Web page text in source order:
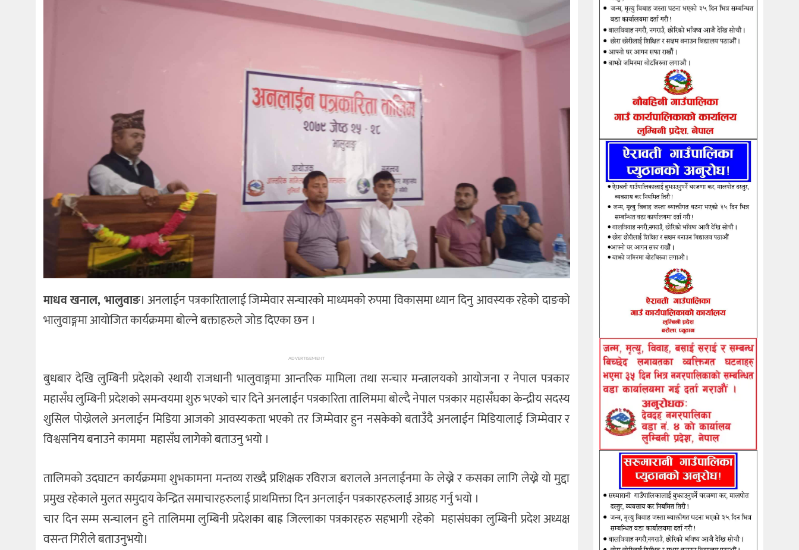
माधव खनाल, भालुवाङ। अनलाईन पत्रकारितालाई जिम्मेवार सन्चारकाे माध्यमकाे रुपमा विकासमा ध्यान दिनु आवस्यक रहेकाे दाङको
भालुवाङ्गमा आयाेजित कार्यक्रममा बोल्ने बक्ताहरुले जाेड दिएका छन ।
ADVERTISEMENT
बुधबार देखि लुम्बिनी प्रदेशको स्थायी राजधानी भालुवाङ्गमा आन्तरिक मामिला तथा सन्चार मन्त्रालयकाे आयाेजना र नेपाल पत्रकार
महासँघ लुम्बिनी प्रदेशकाे समन्वयमा शुरु भएकाे चार दिने अनलाईन पत्रकारिता तालिममा बाेल्दै नेपाल पत्रकार महासँघका केन्द्रीय सदस्य
शुसिल पाेख्रेलले अनलाईन मिडिया आजकाे आवस्यकता भएकाे तर जिम्मेवार हुन नसकेको बताउँदै अनलाईन मिडियालाई जिम्मेवार र
विश्वसनिय बनाउने काममा महासँघ लागेकाे बताउनु भयाे ।
तालिमको उदघाटन कार्यक्रममा शुभकामना मन्तव्य राख्दै प्रशिक्षक रविराज बरालले अनलाईनमा के लेख्ने र कसका लागि लेख्ने याे मुद्दा
प्रमुख रहेकाले मुलत समुदाय केन्द्रित समाचारहरुलाई प्राथमिक्ता दिन अनलाईन पत्रकारहरुलाई आग्रह गर्नु भयाे ।
चार दिन सम्म सन्चालन हुने तालिममा लुम्बिनी प्रदेशका बाह्र जिल्लाका पत्रकारहरु सहभागी रहेको महासंघका लुम्बिनी प्रदेश अध्यक्ष
वसन्त गिरीले बताउनुभयो।